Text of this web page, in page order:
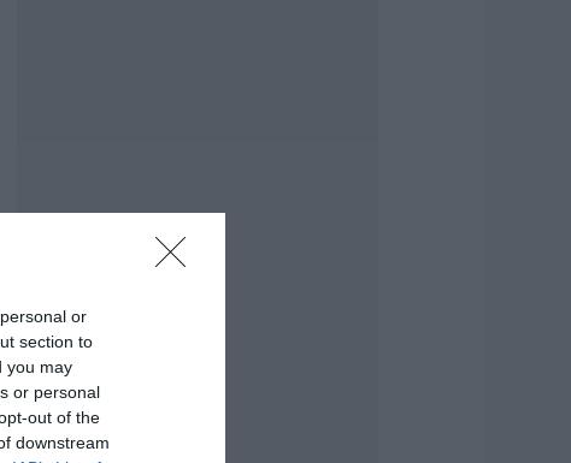
or
section to
you may
or personal
out of the
downstream
θα κάνετε το τέλειο
Θρήνος στην Εύβοια:
Έφυγε από τη ζωή ο
37χρονος που είχε
τροχαίο με
αγριογούρουνο